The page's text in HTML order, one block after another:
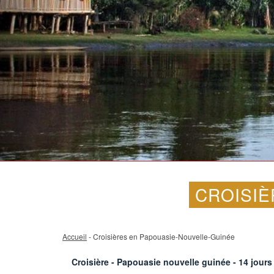
Accueil - Croisières en Papouasie-Nouvelle-Guinée
Croisière - Papouasie nouvelle guinée - 14